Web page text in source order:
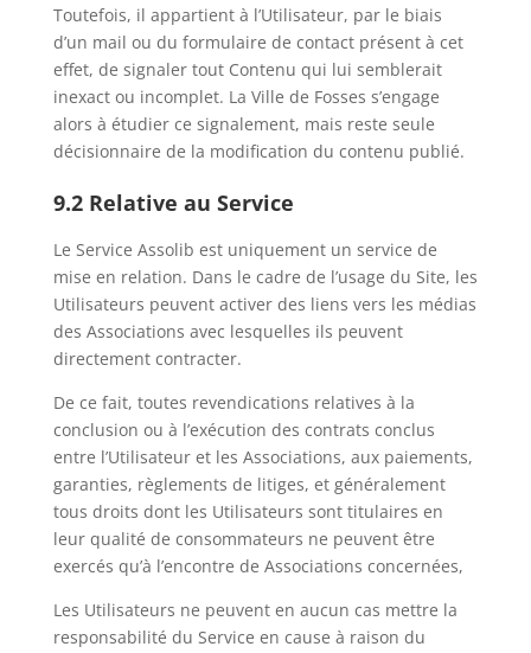
Toutefois, il appartient à l’Utilisateur, par le biais
d’un mail ou du formulaire de contact présent à cet
effet, de signaler tout Contenu qui lui semblerait
inexact ou incomplet. La Ville de Fosses s’engage
alors à étudier ce signalement, mais reste seule
décisionnaire de la modification du contenu publié.
9.2 Relative au Service
Le Service Assolib est uniquement un service de
mise en relation. Dans le cadre de l’usage du Site, les
Utilisateurs peuvent activer des liens vers les médias
des Associations avec lesquelles ils peuvent
directement contracter.
De ce fait, toutes revendications relatives à la
conclusion ou à l’exécution des contrats conclus
entre l’Utilisateur et les Associations, aux paiements,
garanties, règlements de litiges, et généralement
tous droits dont les Utilisateurs sont titulaires en
leur qualité de consommateurs ne peuvent être
exercés qu’à l’encontre de Associations concernées,
Les Utilisateurs ne peuvent en aucun cas mettre la
responsabilité du Service en cause à raison du